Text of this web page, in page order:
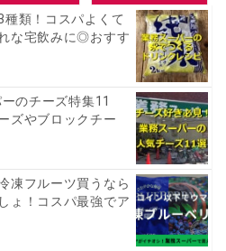
類！コスパよくて
な宅飲みに◎おすす
のチーズ特集11
ズやブロックチー
凍フルーツ買うなら
ょ！コスパ最強でア